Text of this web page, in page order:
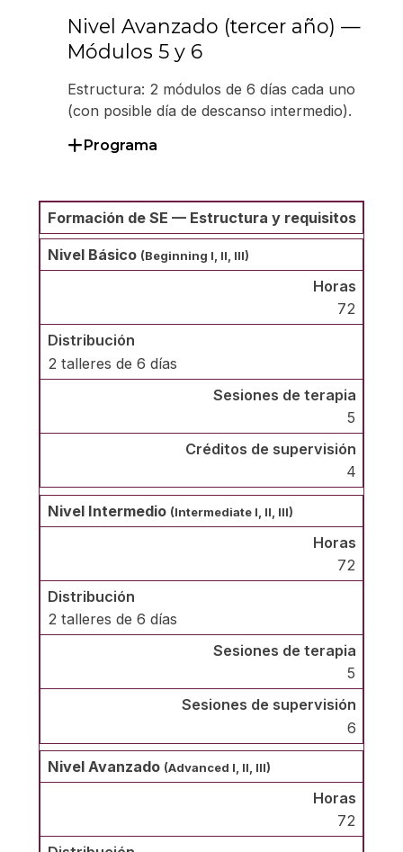
Nivel Avanzado (tercer año) —
Módulos 5 y 6
Estructura: 2 módulos de 6 días cada uno
(con posible día de descanso intermedio).
Programa
Formación de SE — Estructura y requisitos
Nivel Básico (Beginning I, II, III)
72
2 talleres de 6 días
5
4
Nivel Intermedio (Intermediate I, II, III)
72
2 talleres de 6 días
5
6
Nivel Avanzado (Advanced I, II, III)
72